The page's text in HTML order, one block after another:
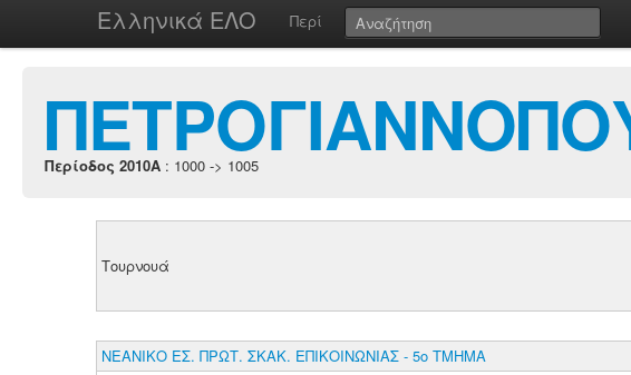
Ελληνικά ΕΛΟ Περί
Περίοδος 2010A : 1000 -> 1005
Τουρνουά
ΝΕΑΝΙΚΟ ΕΣ. ΠΡΩΤ. ΣΚΑΚ. ΕΠΙΚΟΙΝΩΝΙΑΣ - 5ο ΤΜΗΜΑ